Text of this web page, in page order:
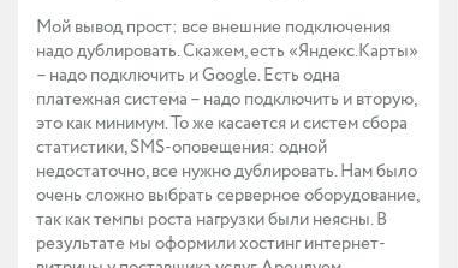
Мой вывод прост: все внешние подключения
надо дублировать. Скажем, есть «Яндекс.Карты»
– надо подключить и Google. Есть одна
платежная система – надо подключить и вторую,
это как минимум. То же касается и систем сбора
статистики, SMS-оповещения: одной
недостаточно, все нужно дублировать. Нам было
очень сложно выбрать серверное оборудование,
так как темпы роста нагрузки были неясны. В
результате мы оформили хостинг интернет-